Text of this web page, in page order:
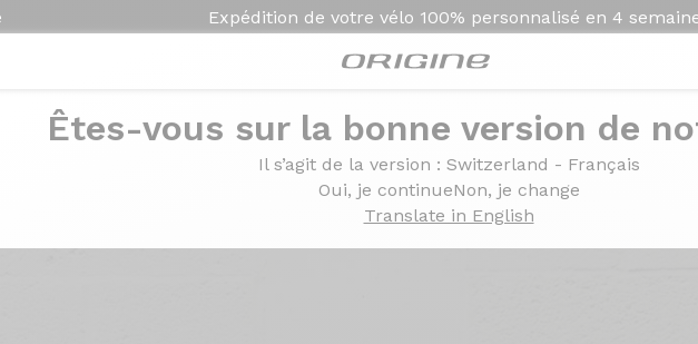
Expédition de votre vélo 100% personnalisé en 4
Êtes-vous sur la bonne version de
Il s’agit de la version : Switzerland - Français
Oui, je continueNon, je change
Translate in English
350 Noir Piano Métallisé
Noir Piano Métallisé